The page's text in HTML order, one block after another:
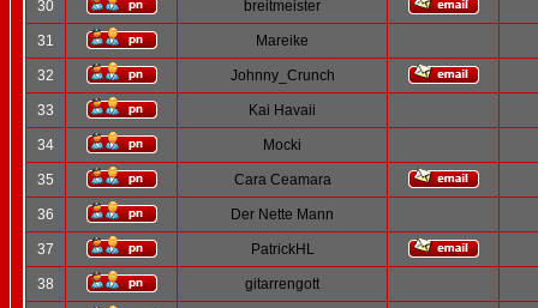
30 breitmeister
31 Mareike
32 Johnny_Crunch
33 Kai Havaii
34 Mocki
35 Cara Ceamara
36 Der Nette Mann
37 PatrickHL
38 gitarrengott